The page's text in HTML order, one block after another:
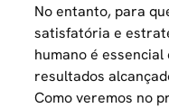
No entanto, para
satisfatória e
humanoé essencial
resultados
Como veremos no